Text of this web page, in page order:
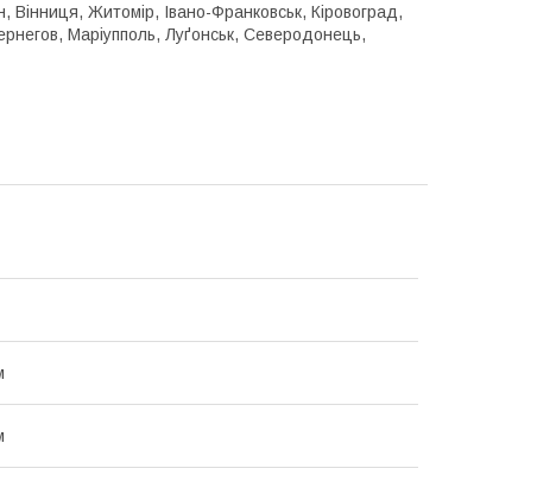
Вінниця, Житомір, Івано-Франковськ, Кіровоград,
Маріупполь, Луґонськ, Северодонець,